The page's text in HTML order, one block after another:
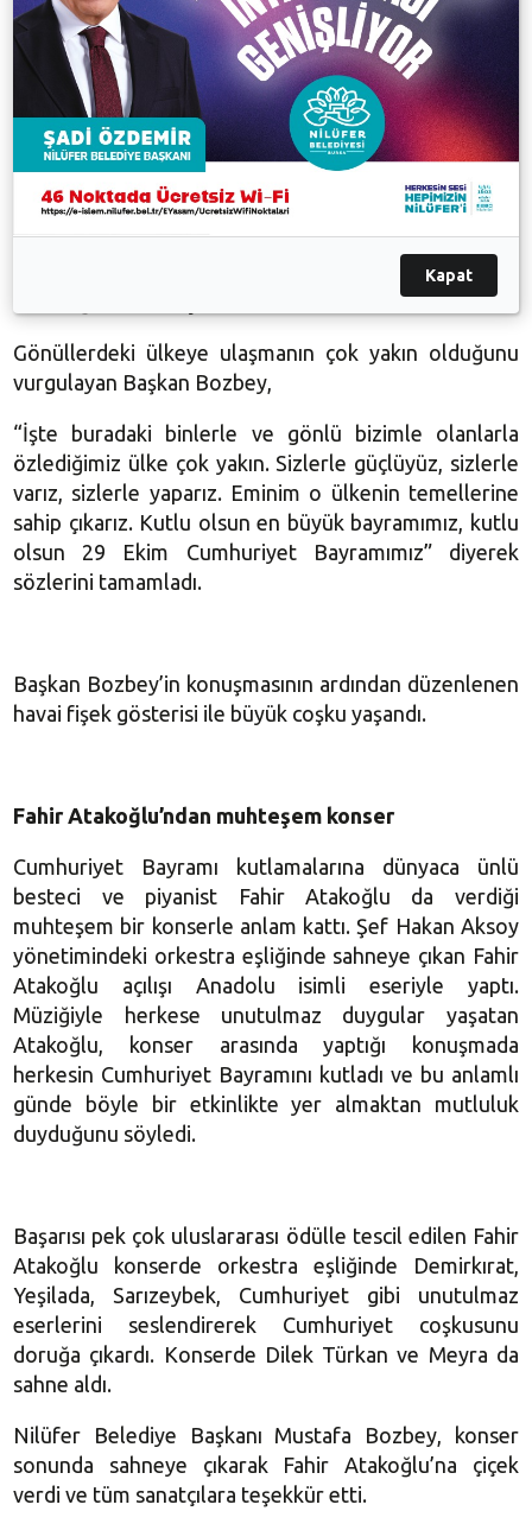
sevdalılarının bu alanda buluşmasına engel olmaya
çalışan birilerine rağmen, Cumhuriyet biziz, biz
Cumhuriyetiz. Cumhuriyet kutlamasının merkezi,
adresi Nilüfer’dir, bunu siz sağladınız. Tüm dünyaya,
Cumhuriyet’e ve geleceğimize sahip çıkacağımızı
gösterdik. Beraberce, barış içinde, ilelebet
yaşayacağımızı gösterdik. Teşekkürler sizlere.”
Gönüllerdeki ülkeye ulaşmanın çok yakın olduğunu
vurgulayan Başkan Bozbey,
“İşte buradaki binlerle ve gönlü bizimle olanlarla
özlediğimiz ülke çok yakın. Sizlerle güçlüyüz, sizlerle
varız, sizlerle yaparız. Eminim o ülkenin temellerine
sahip çıkarız. Kutlu olsun en büyük bayramımız, kutlu
olsun 29 Ekim Cumhuriyet Bayramımız” diyerek
sözlerini tamamladı.
Başkan Bozbey’in konuşmasının ardından düzenlenen
havai fişek gösterisi ile büyük coşku yaşandı.
Fahir Atakoğlu’ndan muhteşem konser
Cumhuriyet Bayramı kutlamalarına dünyaca ünlü
besteci ve piyanist Fahir Atakoğlu da verdiği
muhteşem bir konserle anlam kattı. Şef Hakan Aksoy
yönetimindeki orkestra eşliğinde sahneye çıkan Fahir
Atakoğlu açılışı Anadolu isimli eseriyle yaptı.
Müziğiyle herkese unutulmaz duygular yaşatan
Atakoğlu, konser arasında yaptığı konuşmada
herkesin Cumhuriyet Bayramını kutladı ve bu anlamlı
günde böyle bir etkinlikte yer almaktan mutluluk
duyduğunu söyledi.
Başarısı pek çok uluslararası ödülle tescil edilen Fahir
Atakoğlu konserde orkestra eşliğinde Demirkırat,
Yeşilada, Sarızeybek, Cumhuriyet gibi unutulmaz
eserlerini seslendirerek Cumhuriyet coşkusunu
doruğa çıkardı. Konserde Dilek Türkan ve Meyra da
sahne aldı.
Nilüfer Belediye Başkanı Mustafa Bozbey, konser
sonunda sahneye çıkarak Fahir Atakoğlu’na çiçek
verdi ve tüm sanatçılara teşekkür etti.
Kapat